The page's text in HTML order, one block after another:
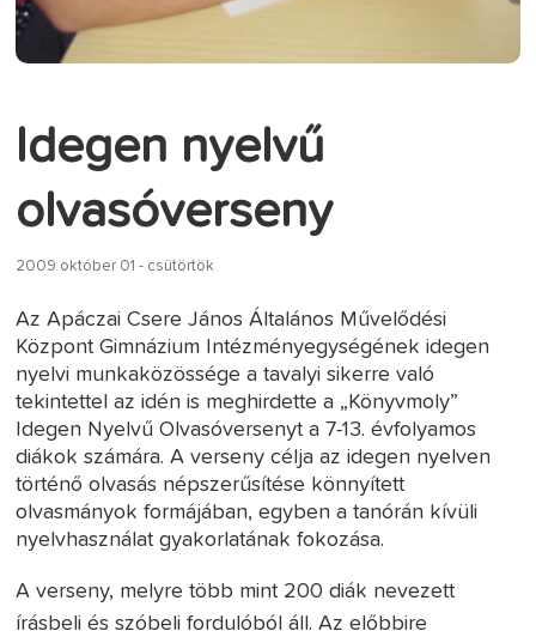
Idegen nyelvű
olvasóverseny
2009 október 01 - csütörtök
Az Apáczai Csere János Általános Művelődési
Központ Gimnázium Intézményegységének idegen
nyelvi munkaközössége a tavalyi sikerre való
tekintettel az idén is meghirdette a „Könyvmoly”
Idegen Nyelvű Olvasóversenyt a 7-13. évfolyamos
diákok számára. A verseny célja az idegen nyelven
történő olvasás népszerűsítése könnyített
olvasmányok formájában, egyben a tanórán kívüli
nyelvhasználat gyakorlatának fokozása.
A verseny, melyre több mint 200 diák nevezett
írásbeli és szóbeli fordulóból áll. Az előbbire